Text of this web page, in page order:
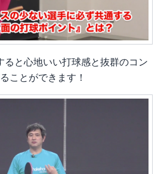
ると心地いい打球感と抜群のコン
ことができます！